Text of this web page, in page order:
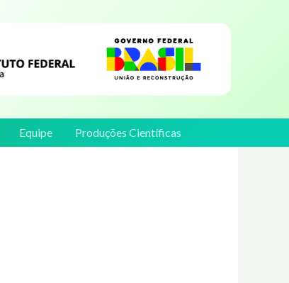
Equipe Produções Científicas